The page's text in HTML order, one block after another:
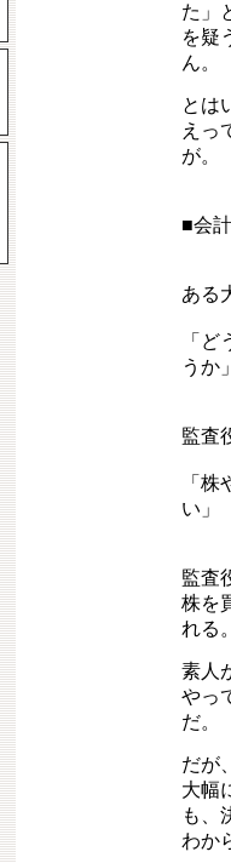
た」
を疑
ん。
とは
えっ
が。
■会
ある
「
うか
監査
「
い」
監査
株を
れる
素人
やっ
だ。
だが
大幅
も、
わか